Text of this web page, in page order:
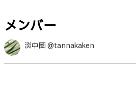
メンバー
淡中圏 @tannakaken